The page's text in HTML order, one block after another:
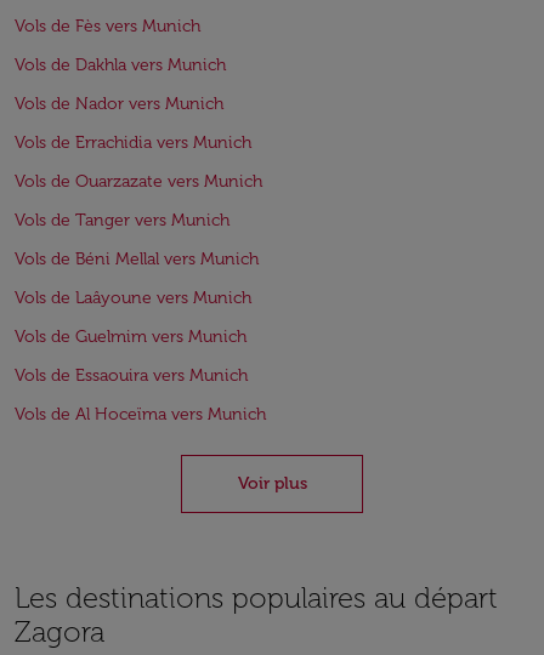
Vols de Fès vers Munich
Vols de Dakhla vers Munich
Vols de Nador vers Munich
Vols de Errachidia vers Munich
Vols de Ouarzazate vers Munich
Vols de Tanger vers Munich
Vols de Béni Mellal vers Munich
Vols de Laâyoune vers Munich
Vols de Guelmim vers Munich
Vols de Essaouira vers Munich
Vols de Al Hoceïma vers Munich
Voir plus
Les destinations populaires au départ
Zagora